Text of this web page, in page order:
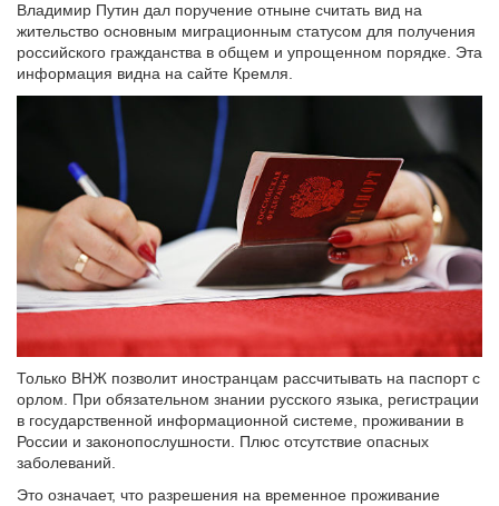
Владимир Путин дал поручение отныне считать вид на
жительство основным миграционным статусом для получения
российского гражданства в общем и упрощенном порядке. Эта
информация видна на сайте Кремля.
Только ВНЖ позволит иностранцам рассчитывать на паспорт с
орлом. При обязательном знании русского языка, регистрации
в государственной информационной системе, проживании в
России и законопослушности. Плюс отсутствие опасных
заболеваний.
Это означает, что разрешения на временное проживание